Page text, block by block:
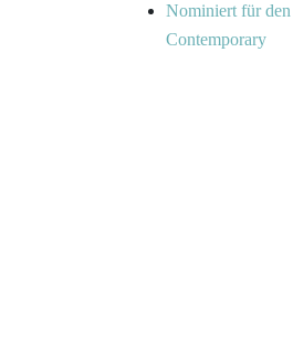
Nominiert für
Contemporary